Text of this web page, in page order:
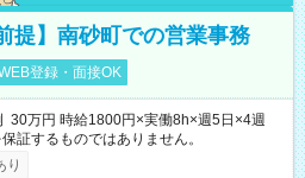
提】南砂町での営業事務
登録・面接OK
万円 時給1800円×実働8h×週5日×4週
証するものではありません。
り